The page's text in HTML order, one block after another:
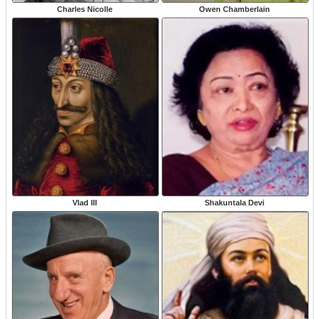
Charles Nicolle Owen Chamberlain
Vlad III Shakuntala Devi